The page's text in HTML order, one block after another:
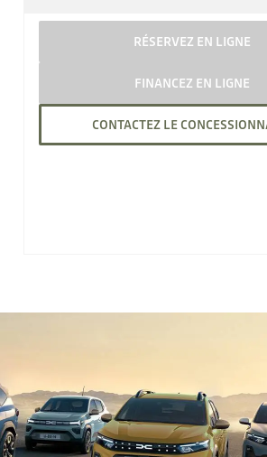
RÉSERVEZ EN LIGNE
FINANCEZ EN LIGNE
CONTACTEZ LE